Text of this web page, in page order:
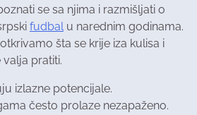
se sa njima i razmišljati o
fudbalu narednim godinama.
šta se krije iza kulisa i
pratiti.
izlazne potencijale.
često prolaze nezapaženo.